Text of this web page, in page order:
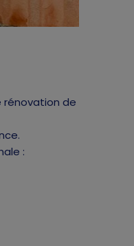
rénovation de
: